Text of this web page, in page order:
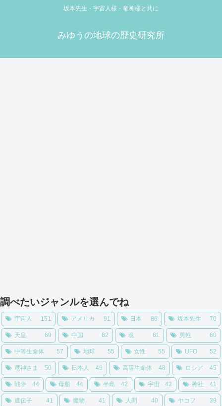
坂本先生・宇宙人様・竜神様と共に
みゆうの地球の歴史研究所
調べたいジャンルを選んでね
宇宙人 151 アメリカ 91 日本 86 坂本先生 70
天皇 69 中国 62 魂 61 男性 60
中等生命体 57 地球 55 女性 55 UFO 52
竜神さま 50 日本人 49 高等生命体 48 ロシア 45
戦争 44 母船 44 半島 42 宇宙 42 神社 41
遺伝子 41 魔物 41 人間 40 ヤコフ 39